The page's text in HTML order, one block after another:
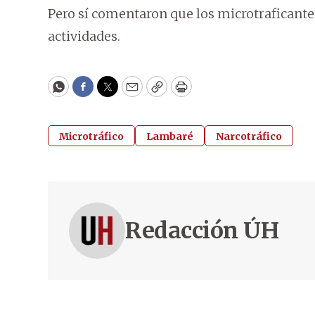
Pero sí comentaron que los
actividades.
WhatsApp
Facebook
Twitter
EmailCopyPrint
Microtráfico Lambaré Narcotráfico
Redacción ÚH